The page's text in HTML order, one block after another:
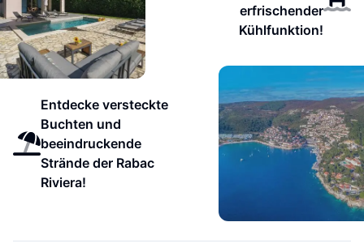
erfrischender
Kühlfunktion!
Entdecke versteckte
Buchten und
beeindruckende
Strände der Rabac
Riviera!